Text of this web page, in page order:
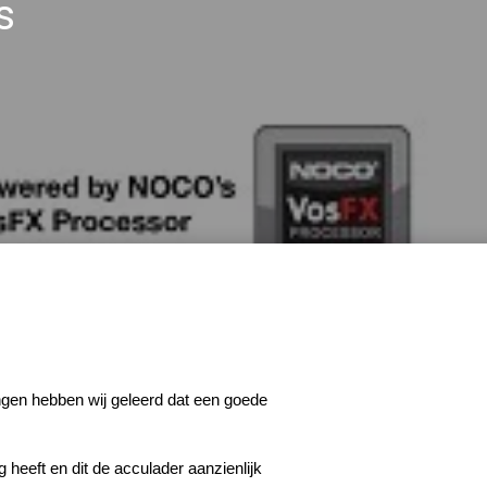
hebben wij geleerd dat een goede
en dit de acculader aanzienlijk